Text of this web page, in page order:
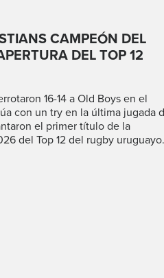
CAMPEÓN DEL
DEL TOP 12
16-14 a Old Boys en el
con un try en la última jugada
el primer título de la
del Top 12 del rugby uruguayo.